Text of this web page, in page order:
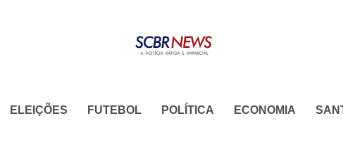
ELEIÇÕES FUTEBOL POLÍTICA ECONOMIA